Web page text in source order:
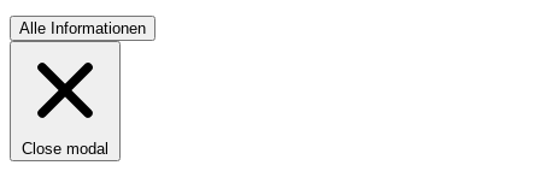
Alle Informationen
Close modal